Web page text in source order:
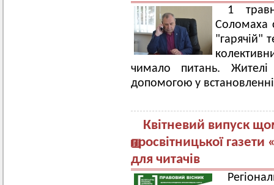
1
Соломаха
"гарячій"
чимало питань. Жителі
допомогою у
Квітневий випуск
просвітницької
для читачів